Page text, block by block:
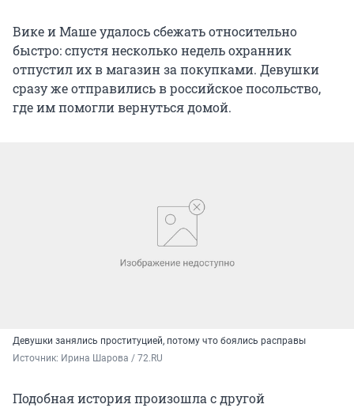
Вике и Маше удалось сбежать относительно
быстро: спустя несколько недель охранник
отпустил их в магазин за покупками. Девушки
сразу же отправились в российское посольство,
где им помогли вернуться домой.
Девушки занялись проституцией, потому что боялись расправы
Источник: Ирина Шарова / 72.RU
Подобная история произошла с другой